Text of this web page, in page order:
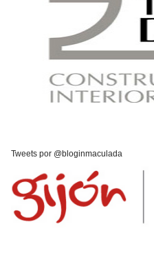
Tweets por @bloginmaculada